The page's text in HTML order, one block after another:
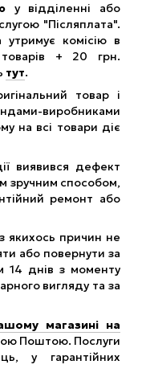
у відділенні або
"Післяплата".
комісію в
+ 20 грн.
тут.
товар і
виробниками
на всі товари діє
виявився дефект
зручним способом,
ремонт або
якихось причин не
або повернути за
14 днів з моменту
вигляду та за
магазині на
Поштою. Послуги
у гарантійних